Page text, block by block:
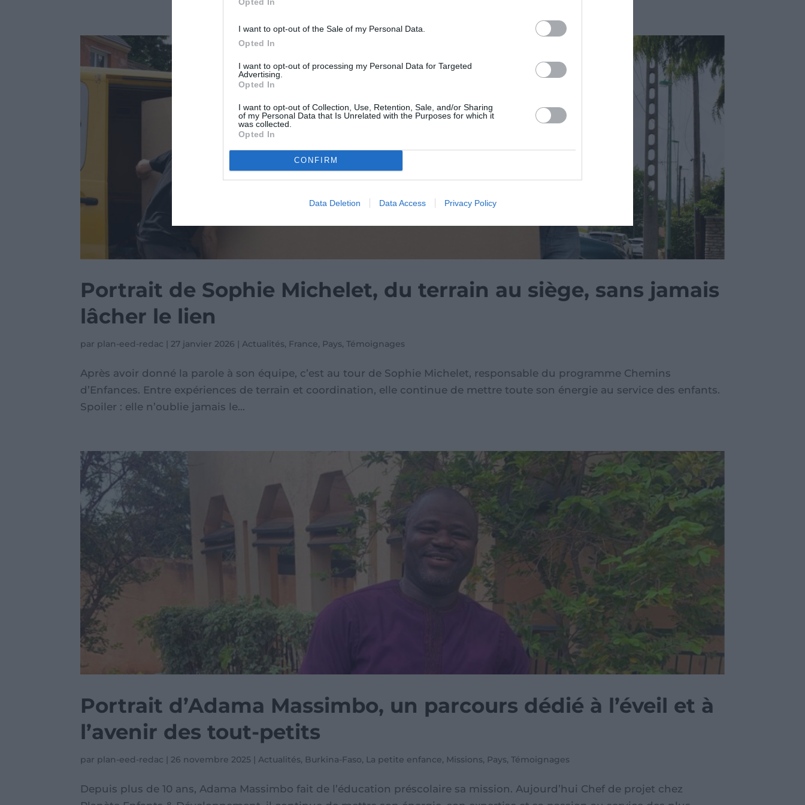
I want to opt-out of the Sale of my Personal Data.
Opted In
I want to opt-out of processing my Personal Data for Targeted
Advertising.
Opted In
I want to opt-out of Collection, Use, Retention, Sale, and/or Sharing
of my Personal Data that Is Unrelated with the Purposes for which it
was collected.
Opted In
CONFIRM
Data Deletion Data Access Privacy Policy
Portrait de Sophie Michelet, du terrain au siège, sans jamais
lâcher le lien
par plan-eed-redac | 27 janvier 2026 |Actualités, France, Pays,Témoignages
Après avoir donné la parole à son équipe, c’est au tour de Sophie Michelet, responsable du programme Chemins
d’Enfances. Entre expériences de terrain et coordination, elle continue de mettre toute son énergie au service des enfants.
Spoiler : elle n’oublie jamais le...
Portrait d’Adama Massimbo, un parcours dédié à l’éveil et à
l’avenir des tout-petits
par plan-eed-redac | 26 novembre 2025 |Actualités, Burkina-Faso, La petite enfance, Missions, Pays,Témoignages
Depuis plus de 10 ans, Adama Massimbo fait de l’éducation préscolaire sa mission. Aujourd’hui Chef de projet chez